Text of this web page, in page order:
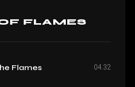
FLAMES
Flames 04.32